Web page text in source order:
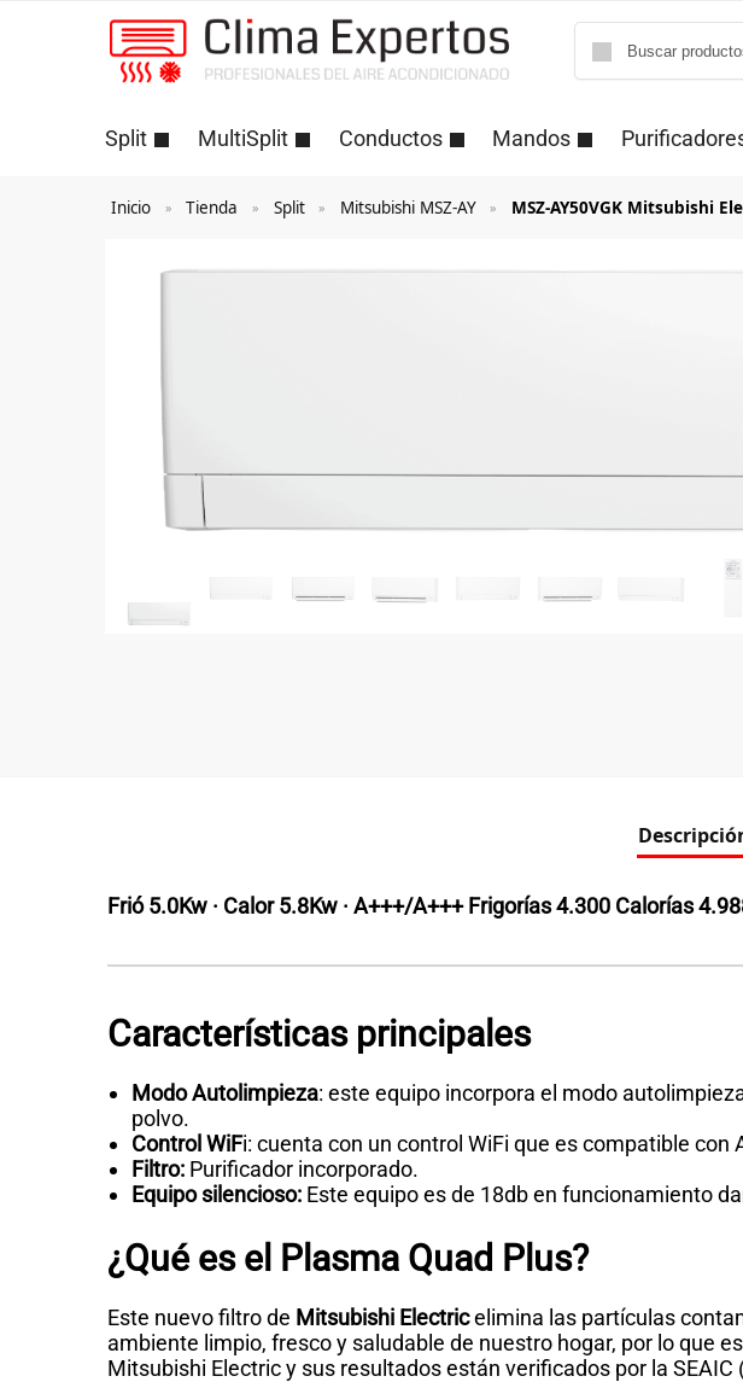
Split MultiSplit Conductos Mandos
Inicio » Tienda » Split » Mitsubishi MSZ-AY » MSZ-AY50VGK Mitsubishi
Frió 5.0Kw · Calor 5.8Kw · A+++/A+++Frigorías 4.300 Calorías
Características principales
Modo Autolimpieza: este equipo incorpora el modo
polvo.
Control WiFi: cuenta con un control WiFi que es compatible con
Filtro:Purificador incorporado.
Equipo silencioso:Este equipo es de 18db en funcionamiento
¿Qué es el Plasma Quad Plus?
Este nuevo filtro de Mitsubishi Electricelimina las partículas
ambiente limpio, fresco y saludable de nuestro hogar, por lo que
Mitsubishi Electric y sus resultados están verificados por la SEAIC